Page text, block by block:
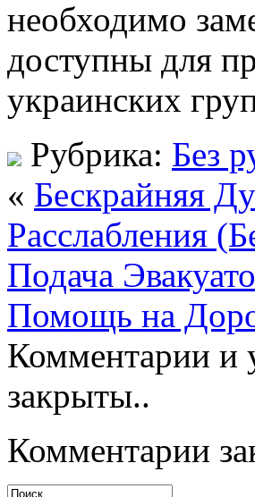
необходимо
доступны для
украинских
Рубрика: Без
« Бескрайняя
Расслабления
Подача
Помощь на
Комментарии и
закрыты..
Комментарии